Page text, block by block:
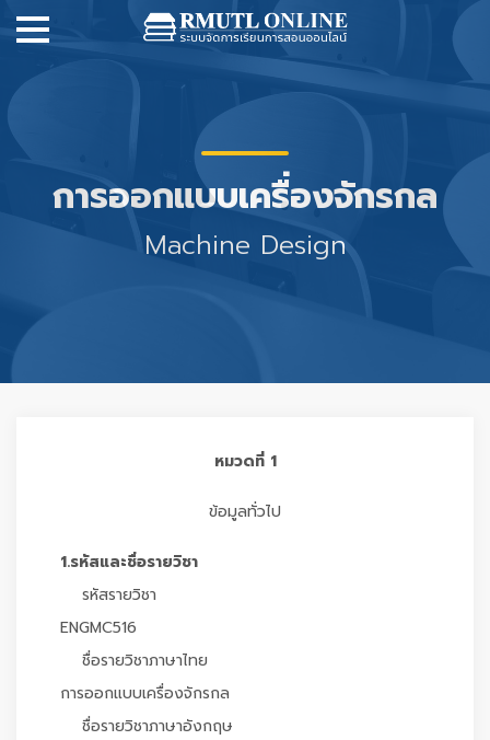
การออกแบบเครื่องจักรกล
Machine Design
หมวดที่ 1
ข้อมูลทั่วไป
1.รหัสและชื่อรายวิชา
รหัสรายวิชา
ENGMC516
ชื่อรายวิชาภาษาไทย
การออกแบบเครื่องจักรกล
ชื่อรายวิชาภาษาอังกฤษ